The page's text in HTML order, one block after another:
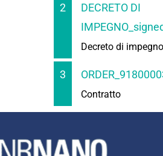
2
DECRETO DI
Decreto di impegno
3
Contratto